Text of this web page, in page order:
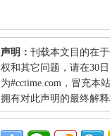
声明： 刊载本文目的在
权和其它问题，请在30
为#cctime.com，冒充本
拥有对此声明的最终解释